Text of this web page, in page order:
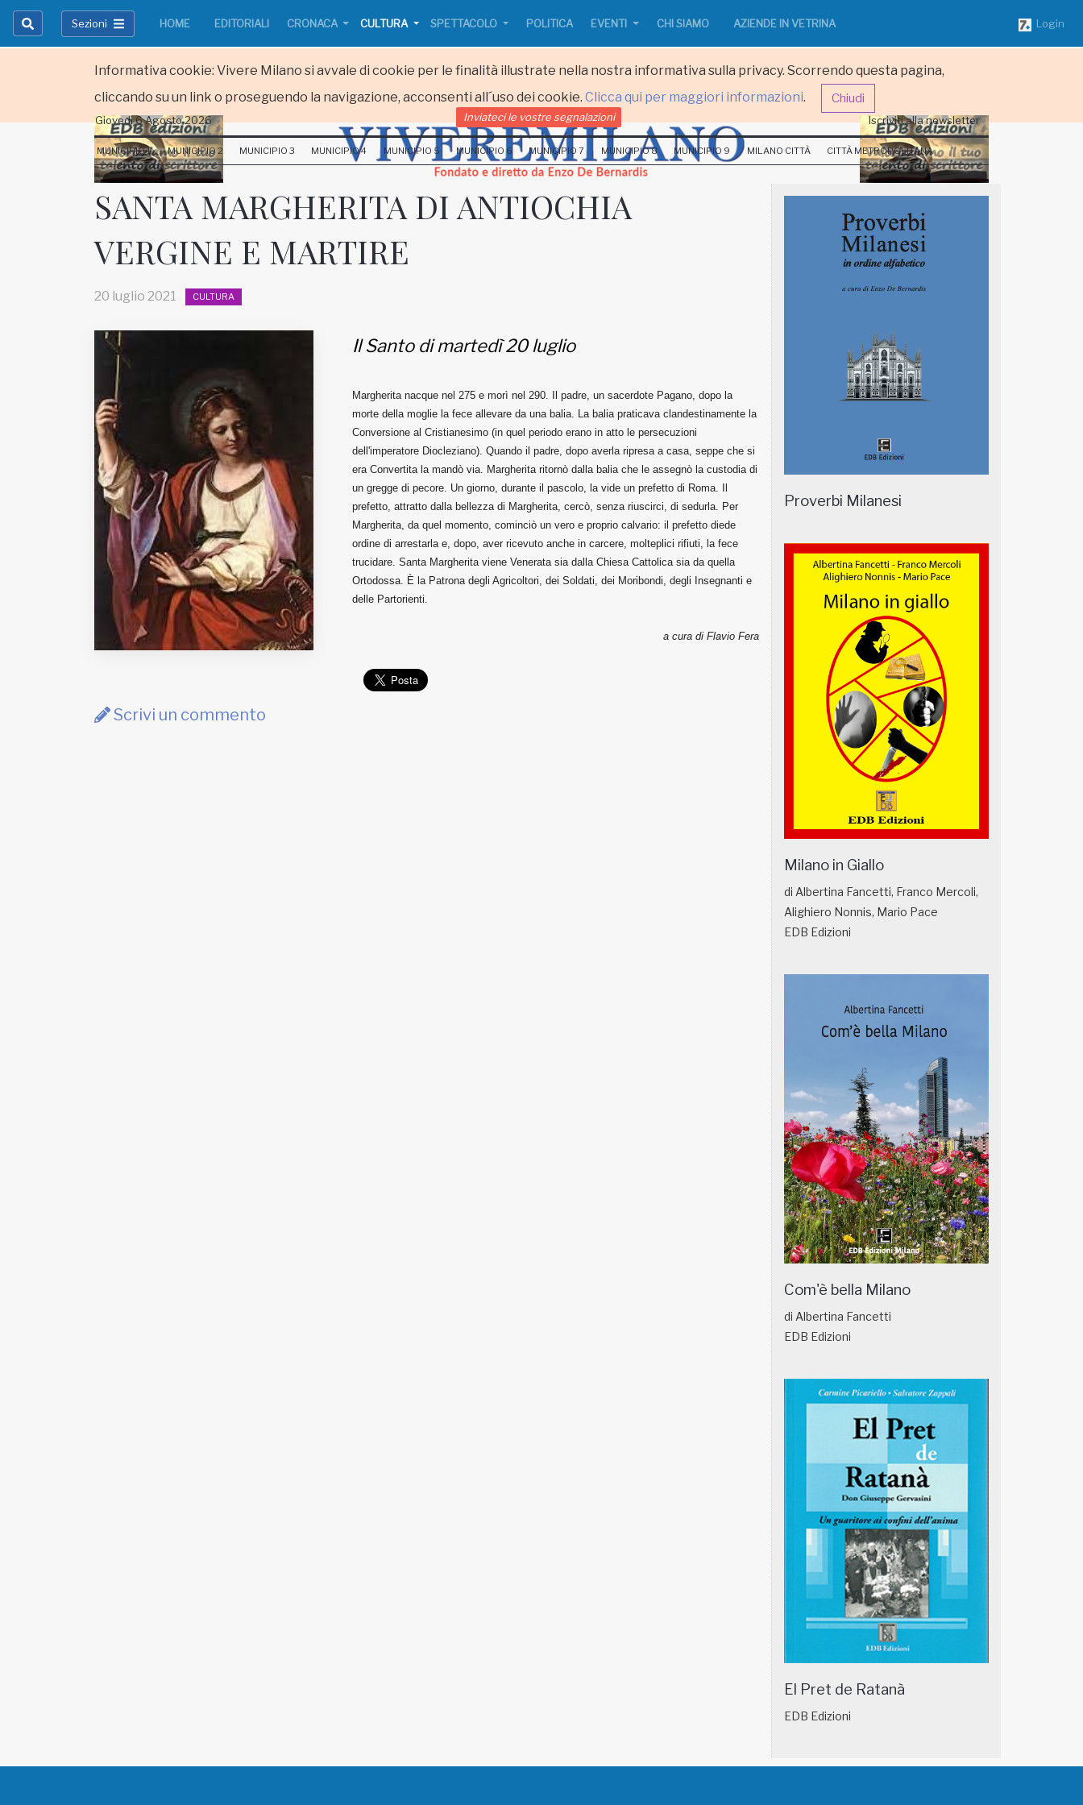
Informativa cookie: Vivere Milano si avvale di cookie per le finalità illustrate nella nostra informativa sulla privacy. Scorrendo questa pagina,
cliccando su un link o proseguendo la navigazione, acconsenti all´uso dei cookie. Clicca qui per maggiori informazioni. Chiudi
Sezioni HOME EDITORIALI CRONACA CULTURA SPETTACOLO POLITICA EVENTI CHI SIAMO AZIENDE IN VETRINA Login
Inviateci le vostre segnalazioni
Iscriviti alla newsletter
www.viveremilano.info
Fondato e diretto da Enzo De
EDB edizioni - Via Brivio angolo C.
Imbonati, 89 20159 Milano (Italia)
Informativa sulla privacy
Giovedi 6 Agosto 2026 Inviateci le vostre segnalazioni Iscriviti alla newsletter
MUNICIPIO 1 MUNICIPIO 2 MUNICIPIO 3 MUNICIPIO 4 MUNICIPIO 5 MUNICIPIO 6 MUNICIPIO 7 MUNICIPIO 8 MUNICIPIO 9 MILANO CITTÀ CITTÀ METROPOLITANA
SANTA MARGHERITA DI ANTIOCHIA
VERGINE E MARTIRE
20 luglio 2021 CULTURA
Il Santo di martedì 20 luglio
Margherita nacque nel 275 e morì nel 290. Il padre, un sacerdote Pagano, dopo la
morte della moglie la fece allevare da una balia. La balia praticava clandestinamente la
Conversione al Cristianesimo (in quel periodo erano in atto le persecuzioni
dell'imperatore Diocleziano). Quando il padre, dopo averla ripresa a casa, seppe che si
era Convertita la mandò via. Margherita ritornò dalla balia che le assegnò la custodia di
un gregge di pecore. Un giorno, durante il pascolo, la vide un prefetto di Roma. Il
prefetto, attratto dalla bellezza di Margherita, cercò, senza riuscirci, di sedurla. Per
Margherita, da quel momento, cominciò un vero e proprio calvario: il prefetto diede
ordine di arrestarla e, dopo, aver ricevuto anche in carcere, molteplici rifiuti, la fece
trucidare. Santa Margherita viene Venerata sia dalla Chiesa Cattolica sia da quella
Ortodossa. È la Patrona degli Agricoltori, dei Soldati, dei Moribondi, degli Insegnanti e
delle Partorienti.
a cura di Flavio Fera
Scrivi un commento
Proverbi Milanesi
Milano in Giallo
di Albertina Fancetti, Franco Mercoli,
Alighiero Nonnis, Mario Pace
EDB Edizioni
Com'è bella Milano
di Albertina Fancetti
EDB Edizioni
El Pret de Ratanà
EDB Edizioni